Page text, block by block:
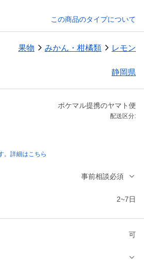
この商品のタイプについて
果物 みかん・柑橘類 レモン
静岡県
ポケマル提携のヤマト便
配送区分:
。詳細はこちら
事前相談必須
2~7日
可